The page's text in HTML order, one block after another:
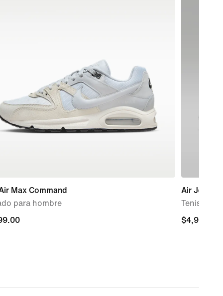
Max Command
para hombre
Air Jordan
Tenis para
$4,999.00
$4,999.00